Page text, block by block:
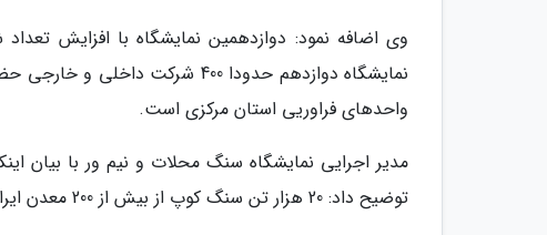
وی اضافه نمود: دوازدهمین نمایشگاه با افزایش
واحدهای فراوریی استان مرکزی است.
توضیح داد: 20 هزار تن سنگ کوپ از بیش از 200 معدن ایران از 18 استان کشور در این نمایشگاه عرضه خواهد داشت.